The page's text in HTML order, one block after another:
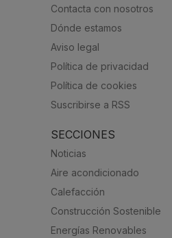
Contacta con nosotros
Dónde estamos
Aviso legal
Política de privacidad
Política de cookies
Suscribirse a RSS
SECCIONES
Noticias
Aire acondicionado
Calefacción
Construcción Sostenible
Energías Renovables